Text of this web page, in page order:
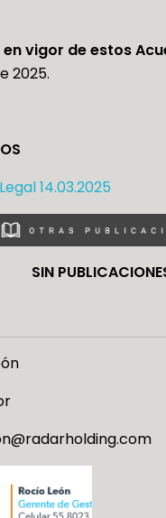
en vigor de estos
2025.
14.03.2025
SIN